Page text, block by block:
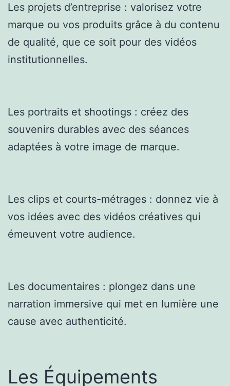
Les projets d’entreprise : valorisez votre
marque ou vos produits grâce à du contenu
de qualité, que ce soit pour des vidéos
institutionnelles.
Les portraits et shootings : créez des
souvenirs durables avec des séances
adaptées à votre image de marque.
Les clips et courts-métrages : donnez vie à
vos idées avec des vidéos créatives qui
émeuvent votre audience.
Les documentaires : plongez dans une
narration immersive qui met en lumière une
cause avec authenticité.
Les Équipements